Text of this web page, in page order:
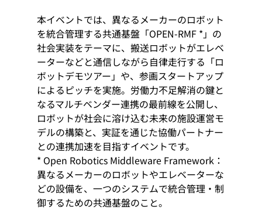
本イベントでは、異なるメーカーのロボット
を統合管理する共通基盤「OPEN-RMF *」の
社会実装をテーマに、搬送ロボットがエレベ
ーターなどと通信しながら自律走行する「ロ
ボットデモツアー」や、参画スタートアップ
によるピッチを実施。労働力不足解消の鍵と
なるマルチベンダー連携の最前線を公開し、
ロボットが社会に溶け込む未来の施設運営モ
デルの構築と、実証を通じた協働パートナー
との連携加速を目指すイベントです。
* Open Robotics Middleware Framework：
異なるメーカーのロボットやエレベーターな
どの設備を、一つのシステムで統合管理・制
御するための共通基盤のこと。